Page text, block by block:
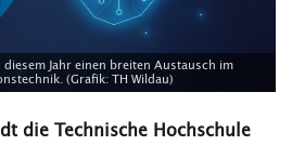
diesem Jahr einen breiten Austausch im
(Grafik: TH Wildau)
die Technische Hochschule